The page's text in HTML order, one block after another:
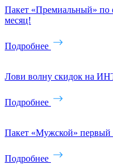
Пакет «Премиальный» по
месяц!
Подробнее
Лови волну скидок на
Подробнее
Пакет «Мужской»
Подробнее